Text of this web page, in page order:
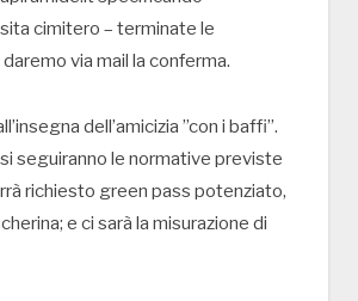
cimitero – terminate le
via mail la conferma.
dell’amicizia ”con i baffi”.
seguiranno le normative previste
richiesto green pass potenziato,
e ci sarà la misurazione di